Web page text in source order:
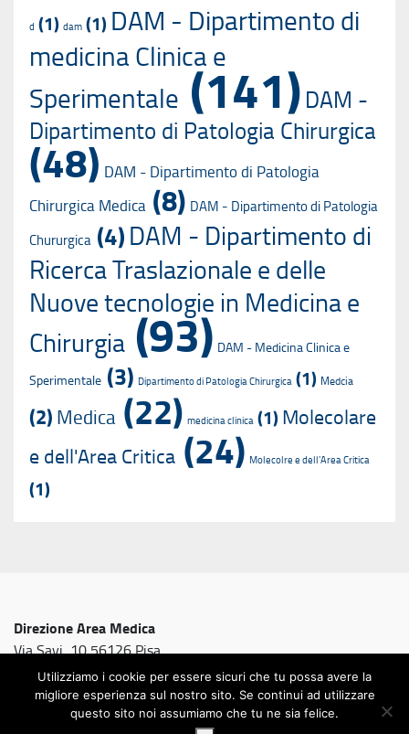
d (1) dam (1) DAM - Dipartimento di
medicina Clinica e
Sperimentale(141) DAM -
Dipartimento di Patologia Chirurgica
(48) DAM - Dipartimento di Patologia
Chirurgica Medica (8) DAM - Dipartimento di Patologia
Chururgica (4)DAM - Dipartimento di
Ricerca Traslazionale e delle
Nuove tecnologie in Medicina e
Chirurgia(93) DAM - Medicina Clinica e
Sperimentale (3) Dipartimento di Patologia Chirurgica (1) Medcia
(2) Medica (22) medicina clinica (1)Molecolare
e dell'Area Critica (24) Molecolre e dell'Area Critica
(1)
Direzione Area Medica
Via Savi, 10 56126 Pisa
Utilizziamo i cookie per essere sicuri che tu possa avere la
migliore esperienza sul nostro sito. Se continui ad utilizzare
questo sito noi assumiamo che tu ne sia felice.